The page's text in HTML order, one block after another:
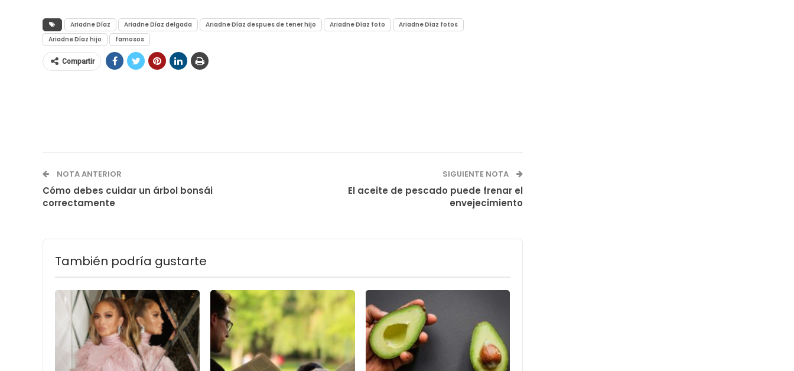
Ariadne Díaz Ariadne Díaz delgada Ariadne Díaz despues de tener hijo Ariadne Díaz foto
Ariadne Díaz fotos
Ariadne Díaz hijo
famosos
Compartir
NOTA ANTERIOR
Cómo debes cuidar un árbol bonsái
correctamente
SIGUIENTE NOTA
El aceite de pescado puede frenar el
envejecimiento
También podría gustarte